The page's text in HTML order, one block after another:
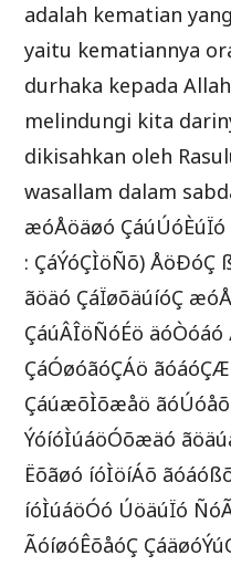
adalah kematian
yaitu kematiannya
durhaka kepada
melindungi kita
dikisahkan oleh
wasallam dalam
æóÅöäøó
: ÇáÝóÇÌöÑõ) ÅöÐóÇ
ãöäó ÇáÏøõäúíóÇ
ÇáúÂÎöÑóÉö
ÇáÓøóãóÇÁö
ÇáúæõÌõæåö
ÝóíóÌúáöÓõæäó
Ëõãøó íóÌöíÁõ
íóÌúáöÓó ÚöäúÏó
ÃóíøóÊõåóÇ